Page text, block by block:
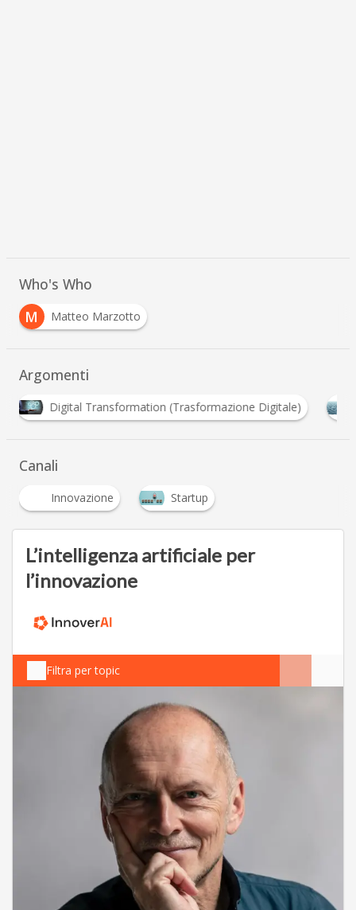
Who's Who
M
Matteo Marzotto
Argomenti
(Trasformazione Digitale) Open Innovation
Canali
Innovazione Startup
L’intelligenza artificiale per
l’innovazione
Filtra per topic